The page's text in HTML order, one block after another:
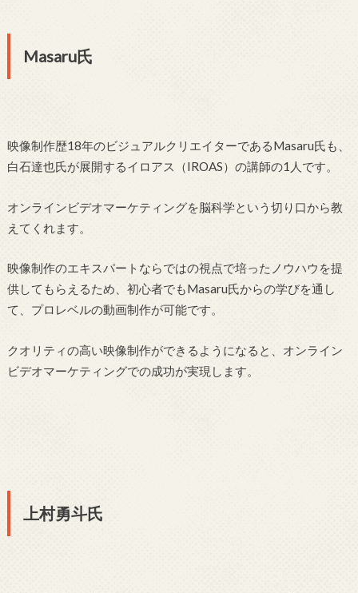
Masaru氏
映像制作歴18年のビジュアルクリエイターであるMasaru氏も、
白石達也氏が展開するイロアス（IROAS）の講師の1人です。
オンラインビデオマーケティングを脳科学という切り口から教
えてくれます。
映像制作のエキスパートならではの視点で培ったノウハウを提
供してもらえるため、初心者でもMasaru氏からの学びを通し
て、プロレベルの動画制作が可能です。
クオリティの高い映像制作ができるようになると、オンライン
ビデオマーケティングでの成功が実現します。
上村勇斗氏